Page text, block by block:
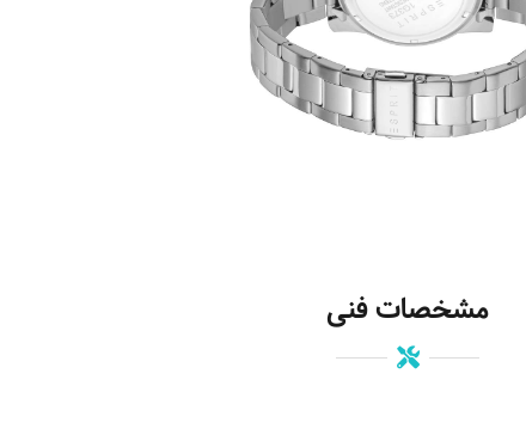
مشخصات فنی